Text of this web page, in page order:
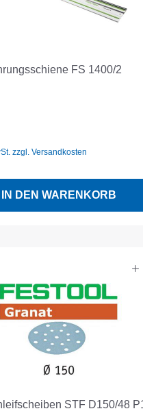
FS 1400/2
zzgl. Versandkosten
IN DEN WARENKORB
STF D150/48